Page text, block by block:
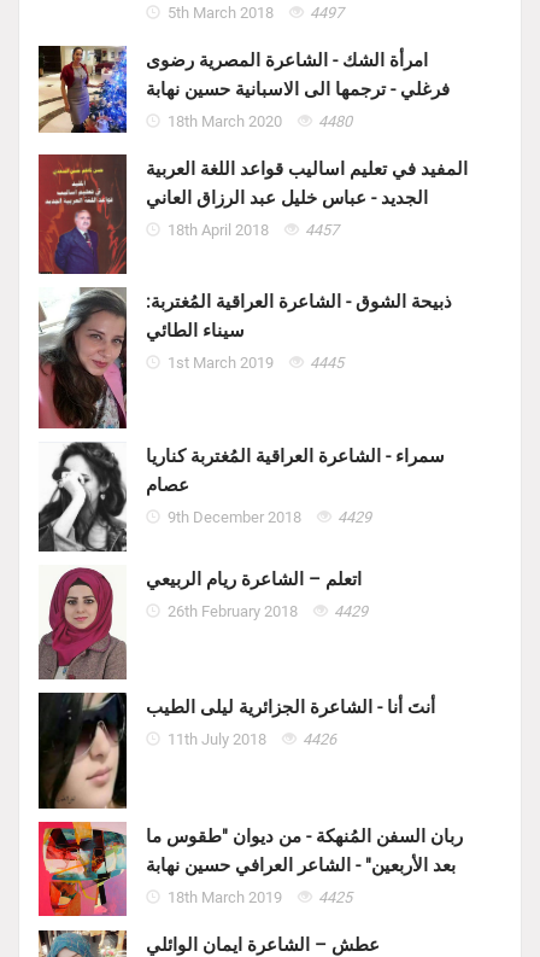
5th March 2018 4497
امرأة الشك - الشاعرة المصرية رضوى
فرغلي - ترجمها الى الاسبانية حسين نهابة
18th March 2020 4480
المفيد في تعليم اساليب قواعد اللغة العربية
الجديد - عباس خليل عبد الرزاق العاني
18th April 2018 4457
ذبيحة الشوق - الشاعرة العراقية المُغتربة:
سيناء الطائي
1st March 2019 4445
سمراء - الشاعرة العراقية المُغتربة كناريا
عصام
9th December 2018 4429
اتعلم – الشاعرة ريام الربيعي
26th February 2018 4429
أنتَ أنا - الشاعرة الجزائرية ليلى الطيب
11th July 2018 4426
ربان السفن المُنهكة - من ديوان "طقوس ما
بعد الأربعين" - الشاعر العرافي حسين نهابة
18th March 2019 4425
عطش – الشاعرة ايمان الوائلي